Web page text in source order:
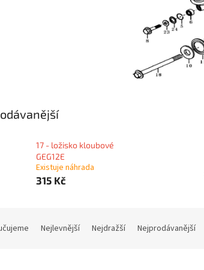
17 - ložisko kloubové
GEG12E
Existuje náhrada
315 Kč
Nejlevnější Nejdražší Nejprodávanější